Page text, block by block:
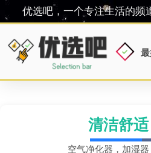
优选吧，一个专注生活的频
清洁舒适
空气净化器，加湿